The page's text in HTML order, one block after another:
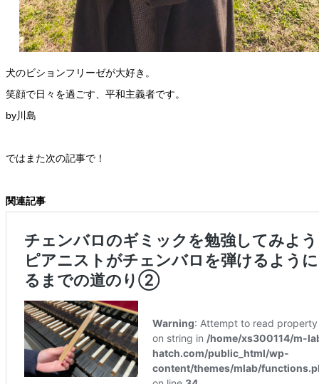
犬のビションフリーゼが大好き。
笑顔で日々を過ごす、平和主義者です。
by川島
ではまた次の記事で！
関連記事